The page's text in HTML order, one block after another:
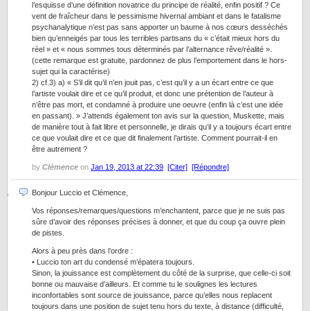
l’esquisse d’une définition novatrice du principe de réalité, enfin positif ? Ce
vent de fraîcheur dans le pessimisme hivernal ambiant et dans le fatalisme
psychanalytique n’est pas sans apporter un baume à nos cœurs desséchés
bien qu’enneigés par tous les terribles partisans du « c’était mieux hors du
réel » et « nous sommes tous déterminés par l’alternance rêve/réalité ».
(cette remarque est gratuite, pardonnez de plus l’emportement dans le hors-
sujet qui la caractérise)
2) cf.3) a) « S’il dit qu’il n’en jouit pas, c’est qu’il y a un écart entre ce que
l’artiste voulait dire et ce qu’il produit, et donc une prétention de l’auteur à
n’être pas mort, et condamné à produire une oeuvre (enfin là c’est une idée
en passant). » J’attends également ton avis sur la question, Muskette, mais
de manière tout à fait libre et personnelle, je dirais qu’il y a toujours écart entre
ce que voulait dire et ce que dit finalement l’artiste. Comment pourrait-il en
être autrement ?
by Clémence on Jan 19, 2013 at 22:39 [Citer] [Répondre]
Bonjour Luccio et Clémence,
Vos réponses/remarques/questions m’enchantent, parce que je ne suis pas
sûre d’avoir des réponses précises à donner, et que du coup ça ouvre plein
de pistes.
Alors à peu près dans l’ordre :
• Luccio ton art du condensé m’épatera toujours.
Sinon, la jouissance est complètement du côté de la surprise, que celle-ci soit
bonne ou mauvaise d’ailleurs. Et comme tu le soulignes les lectures
inconfortables sont source de jouissance, parce qu’elles nous replacent
toujours dans une position de sujet tenu hors du texte, à distance (difficulté,